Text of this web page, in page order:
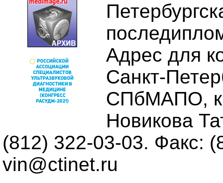
Адрес для
Санкт-
СПбМАПО,
Новикова
(812) 322-03-03. Факс:
vin@ctinet.ru